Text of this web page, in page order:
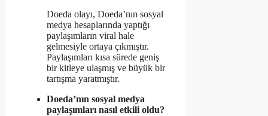
Doeda olayı, Doeda’nın sosyal
medya hesaplarında yaptığı
paylaşımların viral hale
gelmesiyle ortaya çıkmıştır.
Paylaşımları kısa sürede geniş
bir kitleye ulaşmış ve büyük bir
tartışma yaratmıştır.
Doeda’nın sosyal medya
paylaşımları nasıl etkili oldu?